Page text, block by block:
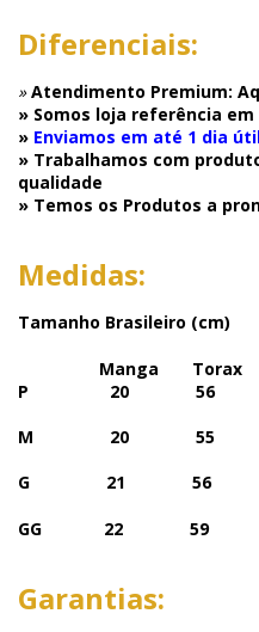
Diferenciais:
»Atendimento Premium:
» Somos loja referência em
» Enviamos em até 1 dia
» Trabalhamos com
qualidade
» Temos os Produtos a
Medidas:
Tamanho Brasileiro (cm)
Manga Torax
P 20 56
M 20 55
G 21 56
GG 22 59
Garantias: